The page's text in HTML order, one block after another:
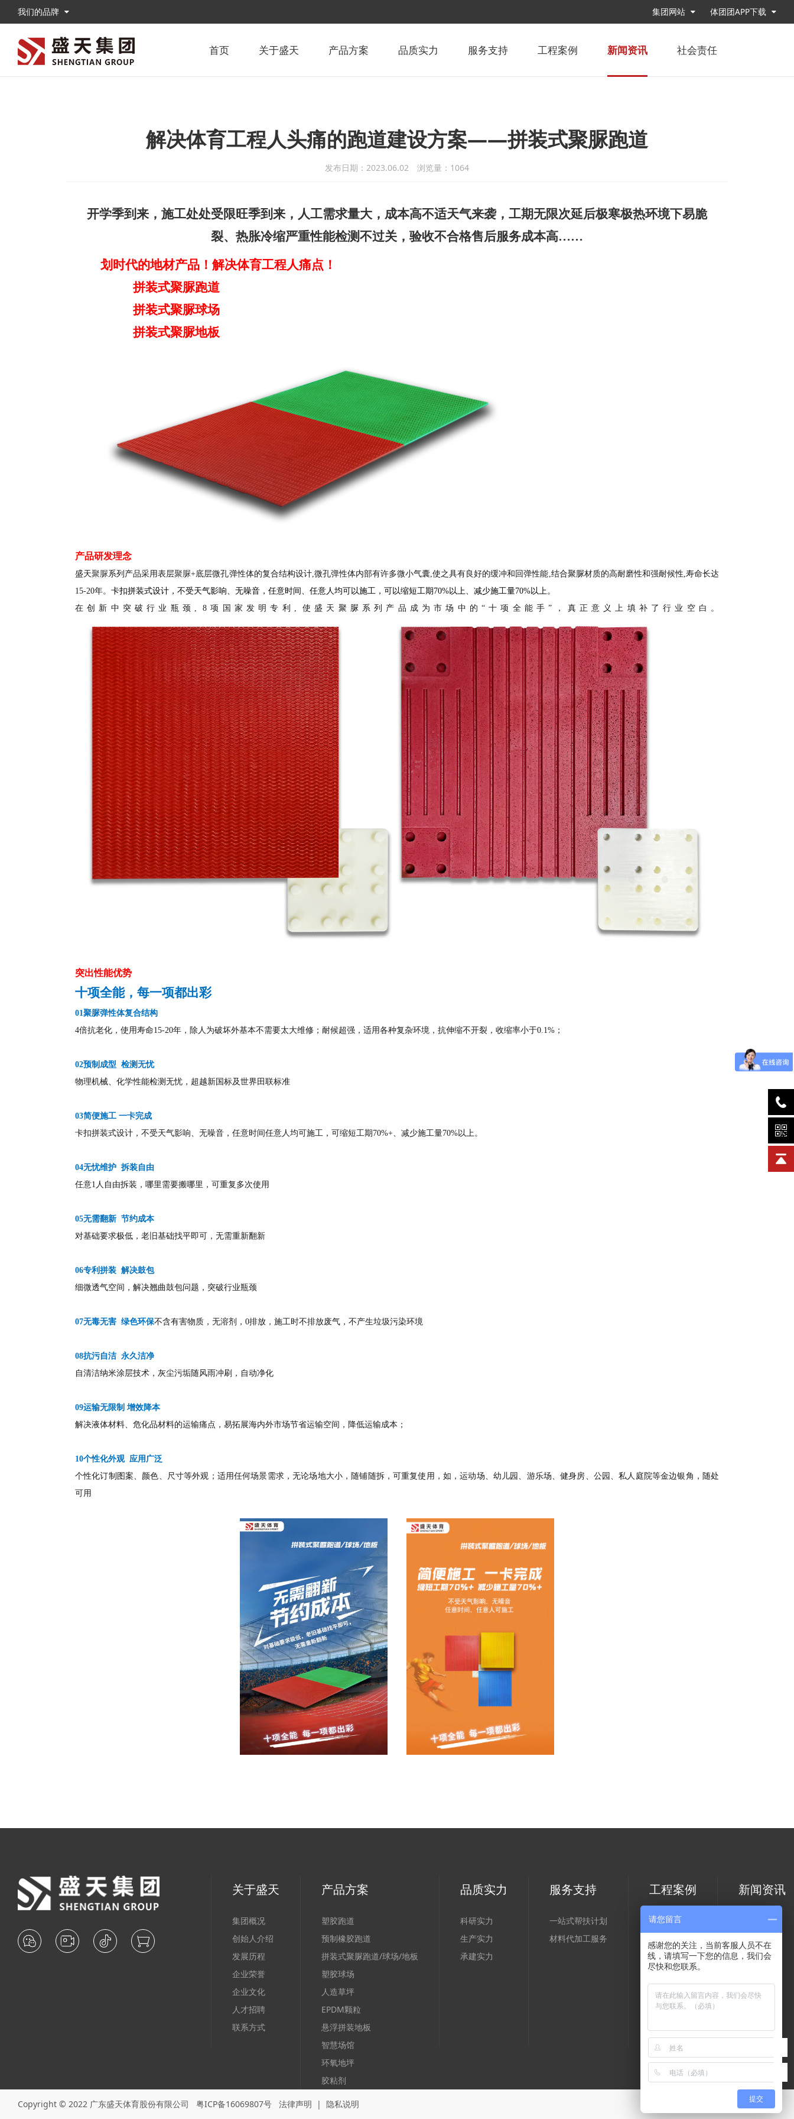
我们的品牌
盛天 | 盛望 | 倚天剑
集团网站
> 集团首页
体团团APP下载
首页 关于盛天 产品方案 品质实力 服务支持 工程案例 新闻资讯 社会责任
解决体育工程人头痛的跑道建设方案——拼装式聚脲跑道
发布日期：2023.06.02 浏览量： 1064
开学季到来，施工处处受限旺季到来，人工需求量大，成本高不适天气来袭，工期无限次延后极寒极热环境下易脆
裂、热胀冷缩严重性能检测不过关，验收不合格售后服务成本高……
划时代的地材产品！解决体育工程人痛点！
拼装式聚脲跑道
拼装式聚脲球场
拼装式聚脲地板
产品研发理念
盛天聚脲系列产品采用表层聚脲+底层微孔弹性体的复合结构设计,微孔弹性体内部有许多微小气囊,使之具有良好的缓冲和回弹性能,结合聚脲材质的高耐磨性和强耐候性,寿命长达
15-20年。 卡扣拼装式设计，不受天气影响、无噪音，任意时间、任意人均可以施工，可以缩短工期 70%以上、减少施工量70%以上。
在创新中突破行业瓶颈 , 8项国家发明专利, 使盛天聚脲系列产品成为市场中的“十项全能手”，真正意义上填补了行业空白。
突出性能优势
十项全能，每一项都出彩
01聚脲弹性体复合结构
4倍抗老化，使用寿命15-20年，除人为破坏外基本不需要太大维修； 耐候超强，适用各种复杂环境，抗伸缩不开裂，收缩率小于0.1%；
02预制成型 检测无忧
物理机械、化学性能检测无忧，超越新国标及世界田联标准
03简便施工 一卡完成
卡扣拼装式设计，不受天气影响、无噪音，任意时间任意人均可施工，可缩短工期 70%+、减少施工量70%以上。
04无忧维护 拆装自由
任意1人自由拆装，哪里需要搬哪里，可重复多次使用
05无需翻新 节约成本
对基础要求极低，老旧基础找平即可，无需重新翻新
06专利拼装 解决鼓包
细微透气空间，解决翘曲鼓包问题，突破行业瓶颈
07无毒无害 绿色环保不含有害物质，无溶剂， 0排放，施工时不排放废气，不产生垃圾污染环境
08抗污自洁 永久洁净
自清洁纳米涂层技术，灰尘污垢随风雨冲刷，自动净化
09运输无限制 增效降本
解决液体材料、危化品材料的运输痛点，易拓展海内外市场节省运输空间，降低运输成本；
10个性化外观 应用广泛
个性化订制图案、颜色、尺寸等外观；适用任何场景需求，无论场地大小，随铺随拆，可重复使用，如，运动场、幼儿园、游乐场、健身房、公园、私人庭院等金边银角，随处
可用
关于盛天
集团概况
创始人介绍
发展历程
企业荣誉
企业文化
人才招聘
联系方式
产品方案
塑胶跑道
预制橡胶跑道
拼装式聚脲跑道/球场/地板
塑胶球场
人造草坪
EPDM颗粒
悬浮拼装地板
智慧场馆
环氧地坪
胶粘剂
品质实力
科研实力
生产实力
承建实力
服务支持
一站式帮扶计划
材料代加工服务
工程案例
按产品
按区域
按场景
新闻资讯
集团新闻
媒体聚焦
Copyright © 2022 广东盛天体育股份有限公司 粤ICP备16069807号 法律声明 | 隐私说明 技术支持：汇卓网络
请您留言
感谢您的关注，当前客服人员不在
线，请填写一下您的信息，我们会
尽快和您联系。
提交